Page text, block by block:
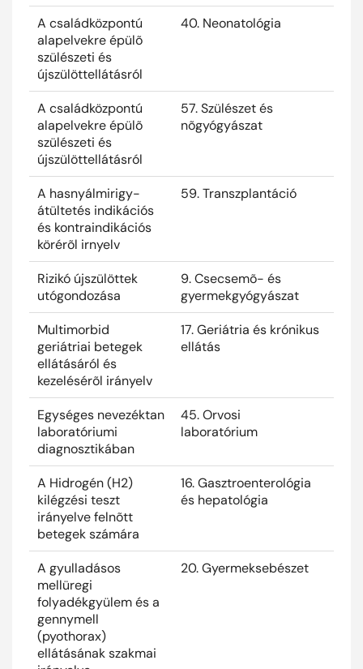
A családközpontú
alapelvekre épülõ
szülészeti és
újszülöttellátásról
40. Neonatológia
A családközpontú
alapelvekre épülõ
szülészeti és
újszülöttellátásról
57. Szülészet és
nõgyógyászat
A hasnyálmirigy-
átültetés indikációs
és kontraindikációs
körérõl irnyelv
59. Transzplantáció
Rizikó újszülöttek
utógondozása
9. Csecsemõ- és
gyermekgyógyászat
Multimorbid
geriátriai betegek
ellátásáról és
kezelésérõl irányelv
17. Geriátria és krónikus
ellátás
Egységes nevezéktan
laboratóriumi
diagnosztikában
45. Orvosi
laboratórium
A Hidrogén (H2)
kilégzési teszt
irányelve felnõtt
betegek számára
16. Gasztroenterológia
és hepatológia
A gyulladásos
mellüregi
folyadékgyülem és a
gennymell
(pyothorax)
ellátásának szakmai
20. Gyermeksebészet